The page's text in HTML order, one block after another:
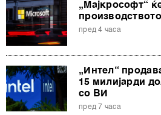
„Мајкрософт“
пред 4 часа
„Интел“
15 милијарди
со ВИ
пред 7 часа